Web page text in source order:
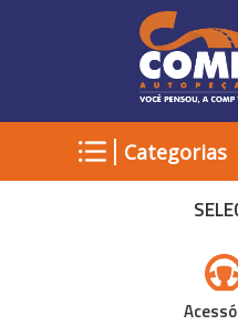
| Categorias